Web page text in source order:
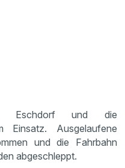
Eschdorf und die
Einsatz. Ausgelaufene
und die Fahrbahn
abgeschleppt.